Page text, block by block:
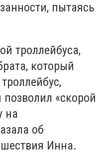
пытаясь
троллейбуса,
который
позволил «скорой
на
об
Инна.